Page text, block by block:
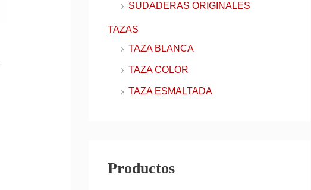
SUDADERAS ORIGINALES
TAZAS
TAZA BLANCA
TAZA COLOR
TAZA ESMALTADA
Productos